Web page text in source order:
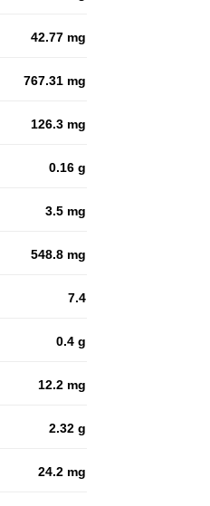
42.77 mg
767.31 mg
126.3 mg
0.16 g
3.5 mg
548.8 mg
7.4
0.4 g
12.2 mg
2.32 g
24.2 mg